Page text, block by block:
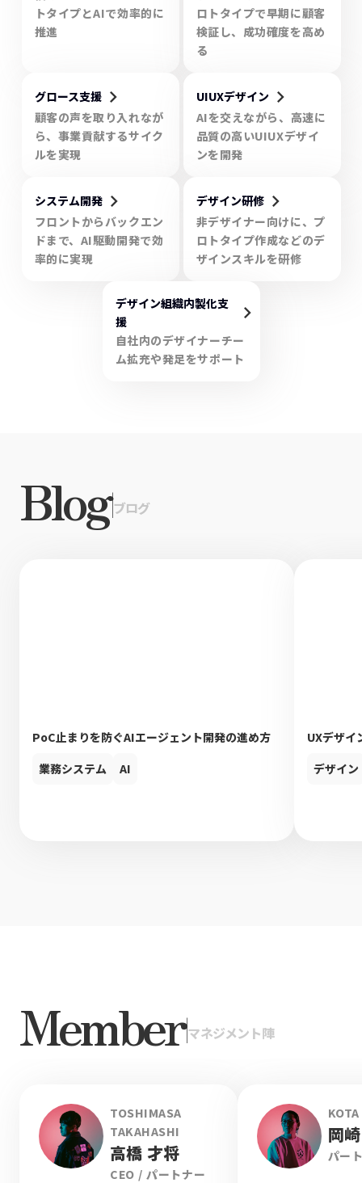
トタイプとAIで効率的に
推進
ロトタイプで早期に顧客
検証し、成功確度を高め
る
グロース支援keyboard_arrow_right
顧客の声を取り入れなが
ら、事業貢献するサイク
ルを実現
UIUXデザインkeyboard_arrow_right
AIを交えながら、高速に
品質の高いUIUXデザイ
ンを開発
システム開発keyboard_arrow_right
フロントからバックエン
ドまで、AI駆動開発で効
率的に実現
デザイン研修keyboard_arrow_right
非デザイナー向けに、プ
ロトタイプ作成などのデ
ザインスキルを研修
デザイン組織内製化支
援
keyboard_arrow_right
自社内のデザイナーチー
ム拡充や発足をサポート
Blog|ブログ
PoC止まりを防ぐAIエージェント開発の進め方
業務システム
AI
UXデザイ
デザイン
Member|マネジメント陣
TOSHIMASA
TAKAHASHI
高橋 才将
CEO / パートナー
岡
パー